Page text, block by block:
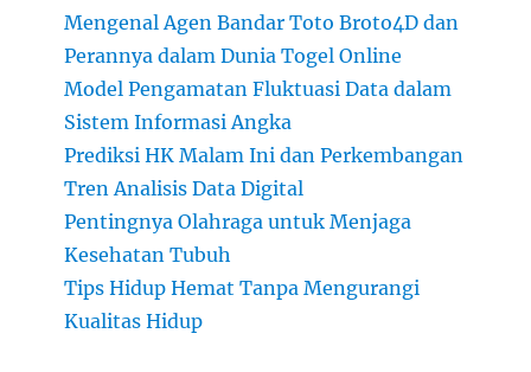
Mengenal Agen Bandar Toto Broto4D dan
Perannya dalam Dunia Togel Online
Model Pengamatan Fluktuasi Data dalam
Sistem Informasi Angka
Prediksi HK Malam Ini dan Perkembangan
Tren Analisis Data Digital
Pentingnya Olahraga untuk Menjaga
Kesehatan Tubuh
Tips Hidup Hemat Tanpa Mengurangi
Kualitas Hidup